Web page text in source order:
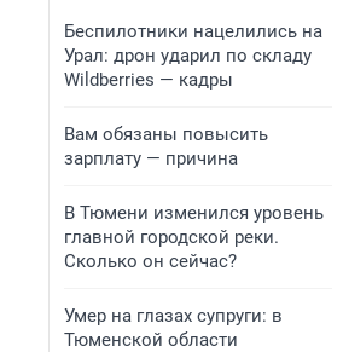
Беспилотники нацелились на
Урал: дрон ударил по складу
Wildberries — кадры
Вам обязаны повысить
зарплату — причина
В Тюмени изменился уровень
главной городской реки.
Сколько он сейчас?
Умер на глазах супруги: в
Тюменской области